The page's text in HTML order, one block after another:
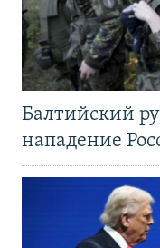
Балтийский
нападение